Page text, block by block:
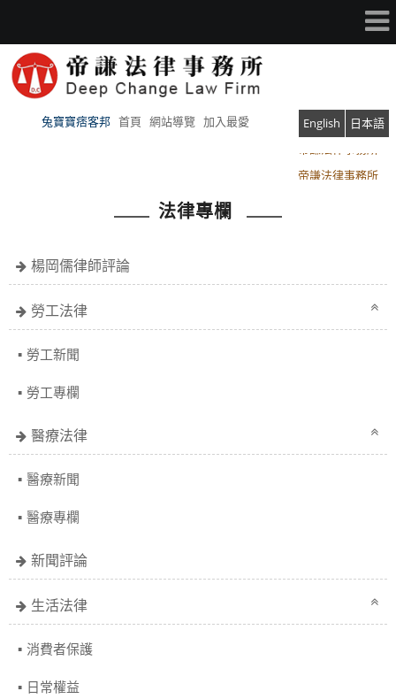
兔寶寶痞客邦 首頁 網站導覽 加入最愛 English
日本語
帝謙法律事務所
帝謙法律事務所
法律專欄
楊岡儒律師評論
勞工法律
勞工新聞
勞工專欄
醫療法律
醫療新聞
醫療專欄
新聞評論
生活法律
消費者保護
日常權益